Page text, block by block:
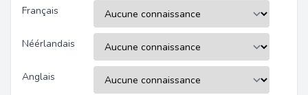
Français
Néérlandais
Anglais